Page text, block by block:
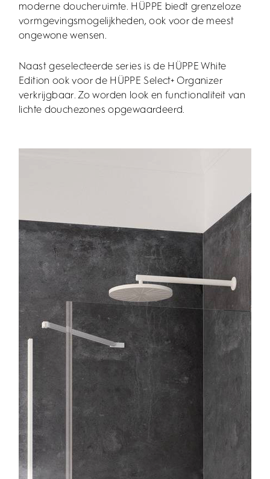
moderne doucheruimte. HÜPPE biedt grenzeloze
vormgevingsmogelijkheden, ook voor de meest
ongewone wensen.
Naast geselecteerde series is de HÜPPE White
Edition ook voor de HÜPPE Select+ Organizer
verkrijgbaar. Zo worden look en functionaliteit van
lichte douchezones opgewaardeerd.